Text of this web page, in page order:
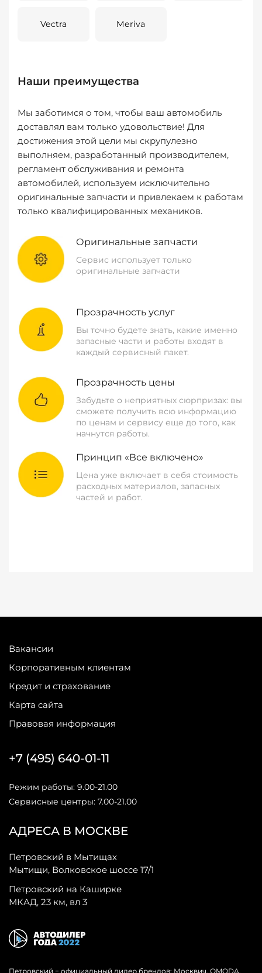
Vectra Meriva
Наши преимущества
Мы заботимся о том, чтобы ваш автомобиль
доставлял вам только удовольствие! Для
достижения этой цели мы скрупулезно
выполняем, разработанный производителем,
регламент обслуживания и ремонта
автомобилей, используем исключительно
оригинальные запчасти и привлекаем к работам
только квалифицированных механиков.
Оригинальные запчасти
Сервис использует только
оригинальные запчасти
Прозрачность услуг
Вы точно будете знать, какие именно
запасные части и работы входят в
каждый сервисный пакет.
Прозрачность цены
Забудьте о неприятных сюрпризах: вы
сможете получить всю информацию
по ценам и сервису еще до того, как
начнутся работы.
Принцип «Все включено»
Цена уже включает в себя стоимость
расходных материалов, запасных
частей и работ.
Вакансии
Корпоративным клиентам
Кредит и страхование
Карта сайта
Правовая информация
АДРЕСА В МОСКВЕ
Петровский в Мытищах
Мытищи, Волковское шоссе 17/1
Петровский на Каширке
МКАД, 23 км, вл 3
+7 (495) 640-01-11
Режим работы: 9.00-21.00
Сервисные центры: 7.00-21.00
Петровский − официальный дилер брендов: Москвич, OMODA,